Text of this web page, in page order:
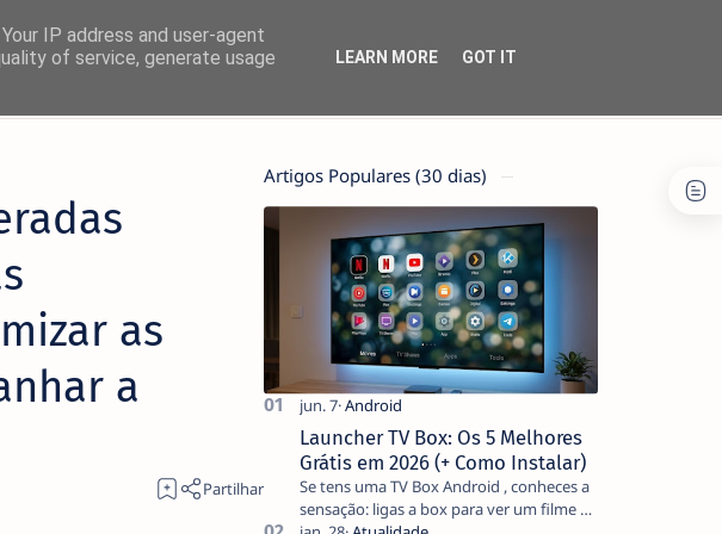
as
a
Artigos Populares (30 dias)
Launcher TV Box: Os 5 Melhores
Grátis em 2026 (+ Como Instalar)
Se tens uma TV Box Android , conheces a
sensação: ligas a box para ver um filme e
IP address and user-agent
of service, generate usage
LEARN MORE GOT IT